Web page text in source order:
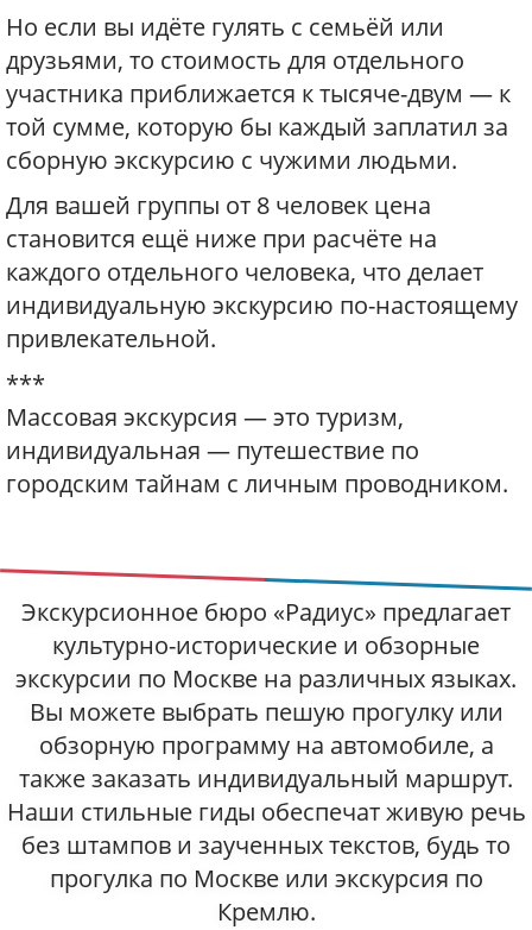
Но если вы идёте гулять с семьёй или
друзьями, то стоимость для отдельного
участника приближается к тысяче-двум — к
той сумме, которую бы каждый заплатил за
сборную экскурсию с чужими людьми.
Для вашей группы от 8 человек цена
становится ещё ниже при расчёте на
каждого отдельного человека, что делает
индивидуальную экскурсию по-настоящему
привлекательной.
***
Массовая экскурсия — это туризм,
индивидуальная — путешествие по
городским тайнам с личным проводником.
Экскурсионное бюро «Радиус» предлагает
культурно-исторические и обзорные
экскурсии по Москве на различных языках.
Вы можете выбрать пешую прогулку или
обзорную программу на автомобиле, а
также заказать индивидуальный маршрут.
Наши стильные гиды обеспечат живую речь
без штампов и заученных текстов, будь то
прогулка по Москве или экскурсия по
Кремлю.